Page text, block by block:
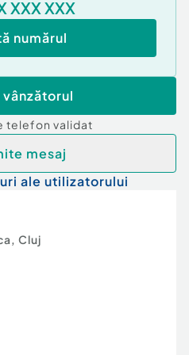
XXX XXX
numărul
vânzătorul
telefon validat
mesaj
ale utilizatorului
, Cluj